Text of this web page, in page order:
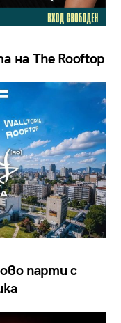
на The Rooftop
парти с